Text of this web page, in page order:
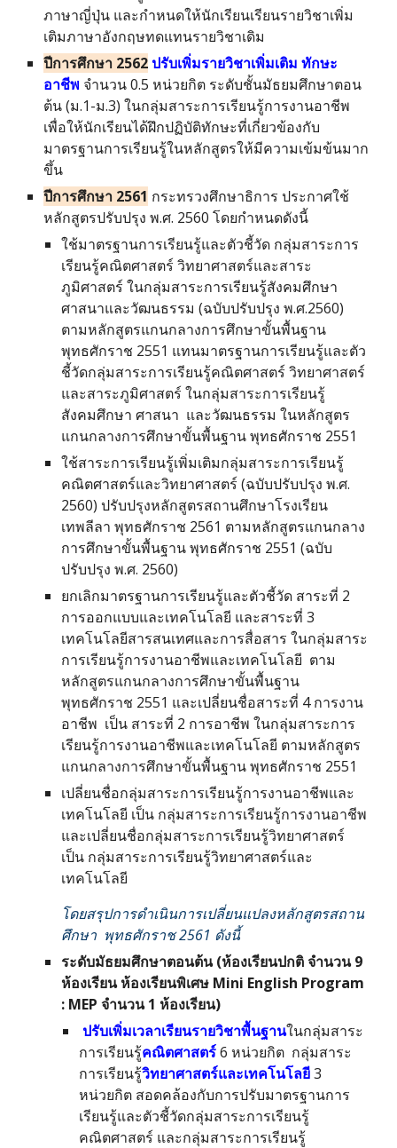
ภาษาญี่ปุ่น และกำหนดให้นักเรียนเรียนรายวิชาเพิ่ม
เติมภาษาอังกฤษทดแทนรายวิชาเดิม
ปีการศึกษา 2562 ปรับเพิ่มรายวิชาเพิ่มเติม ทักษะ
อาชีพ จำนวน 0.5 หน่วยกิต ระดับชั้นมัธยมศึกษาตอน
ต้น (ม.1-ม.3) ในกลุ่มสาระการเรียนรู้การงานอาชีพ
เพื่อให้นักเรียนได้ฝึกปฏิบัติทักษะที่เกี่ยวข้องกับ
มาตรฐานการเรียนรู้ในหลักสูตรให้มีความเข้มข้นมาก
ขึ้น
ปีการศึกษา 2561 กระทรวงศึกษาธิการ ประกาศใช้
หลักสูตรปรับปรุง พ.ศ. 2560 โดยกำหนดดังนี้
ใช้มาตรฐานการเรียนรู้และตัวชี้วัด กลุ่มสาระการ
เรียนรู้คณิตศาสตร์ วิทยาศาสตร์และสาระ
ภูมิศาสตร์ ในกลุ่มสาระการเรียนรู้สังคมศึกษา
ศาสนาและวัฒนธรรม (ฉบับปรับปรุง พ.ศ.2560)
ตามหลักสูตรแกนกลางการศึกษาขั้นพื้นฐาน
พุทธศักราช 2551 แทนมาตรฐานการเรียนรู้และตัว
ชี้วัดกลุ่มสาระการเรียนรู้คณิตศาสตร์ วิทยาศาสตร์
และสาระภูมิศาสตร์ ในกลุ่มสาระการเรียนรู้
สังคมศึกษา ศาสนา และวัฒนธรรม ในหลักสูตร
แกนกลางการศึกษาขั้นพื้นฐาน พุทธศักราช 2551
ใช้สาระการเรียนรู้เพิ่มเติมกลุ่มสาระการเรียนรู้
คณิตศาสตร์และวิทยาศาสตร์ (ฉบับปรับปรุง พ.ศ.
2560) ปรับปรุงหลักสูตรสถานศึกษาโรงเรียน
เทพลีลา พุทธศักราช 2561 ตามหลักสูตรแกนกลาง
การศึกษาขั้นพื้นฐาน พุทธศักราช 2551 (ฉบับ
ปรับปรุง พ.ศ. 2560)
ยกเลิกมาตรฐานการเรียนรู้และตัวชี้วัด สาระที่ 2
การออกแบบและเทคโนโลยี และสาระที่ 3
เทคโนโลยีสารสนเทศและการสื่อสาร ในกลุ่มสาระ
การเรียนรู้การงานอาชีพและเทคโนโลยี ตาม
หลักสูตรแกนกลางการศึกษาขั้นพื้นฐาน
พุทธศักราช 2551 และเปลี่ยนชื่อสาระที่ 4 การงาน
อาชีพ เป็น สาระที่ 2 การอาชีพ ในกลุ่มสาระการ
เรียนรู้การงานอาชีพและเทคโนโลยี ตามหลักสูตร
แกนกลางการศึกษาขั้นพื้นฐาน พุทธศักราช 2551
เปลี่ยนชื่อกลุ่มสาระการเรียนรู้การงานอาชีพและ
เทคโนโลยี เป็น กลุ่มสาระการเรียนรู้การงานอาชีพ
และเปลี่ยนชื่อกลุ่มสาระการเรียนรู้วิทยาศาสตร์
เป็น กลุ่มสาระการเรียนรู้วิทยาศาสตร์และ
เทคโนโลยี
โดยสรุปการดำเนินการเปลี่ยนแปลงหลักสูตรสถาน
ศึกษา พุทธศักราช 2561 ดังนี้
ระดับมัธยมศึกษาตอนต้น (ห้องเรียนปกติ จำนวน 9
ห้องเรียน ห้องเรียนพิเศษ Mini English Program
: MEP จำนวน 1 ห้องเรียน)
ปรับเพิ่มเวลาเรียนรายวิชาพื้นฐานในกลุ่มสาระ
การเรียนรู้คณิตศาสตร์6 หน่วยกิต กลุ่มสาระ
การเรียนรู้วิทยาศาสตร์และเทคโนโลยี3
หน่วยกิต สอดคล้องกับการปรับมาตรฐานการ
เรียนรู้และตัวชี้วัดกลุ่มสาระการเรียนรู้
คณิตศาสตร์ และกลุ่มสาระการเรียนรู้